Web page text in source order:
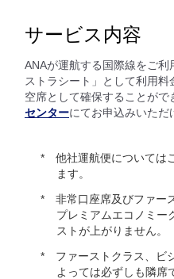
サービス内容
ANAが運航する国際線をご
ストラシート」として利用料
空席として確保することがで
センターにてお申込みいただ
他社運航便については
ます。
非常口座席及びファー
プレミアムエコノミー
ストが上がりません。
ファーストクラス、ビ
よっては必ずしも隣席